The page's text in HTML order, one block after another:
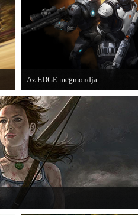
Az EDGE megmondja
Az egyik leghíresebb
EDGE is elmondja, hogy szerinte
melyek voltak idén a legjobb